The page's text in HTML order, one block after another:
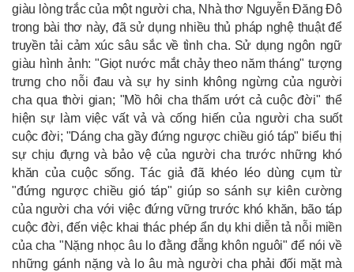
giàu lòng trắc của một người cha, Nhà thơ Nguyễn Đăng Đô
trong bài thơ này, đã sử dụng nhiều thủ pháp nghệ thuật để
truyền tải cảm xúc sâu sắc về tình cha. Sử dụng ngôn ngữ
giàu hình ảnh: "Giọt nước mắt chảy theo năm tháng" tượng
trưng cho nỗi đau và sự hy sinh không ngừng của người
cha qua thời gian; "Mồ hôi cha thấm ướt cả cuộc đời" thể
hiện sự làm việc vất vả và cống hiến của người cha suốt
cuộc đời; "Dáng cha gầy đứng ngược chiều gió táp" biểu thị
sự chịu đựng và bảo vệ của người cha trước những khó
khăn của cuộc sống. Tác giả đã khéo léo dùng cụm từ
"đứng ngược chiều gió táp" giúp so sánh sự kiên cường
của người cha với việc đứng vững trước khó khăn, bão táp
cuộc đời, đến việc khai thác phép ẩn dụ khi diễn tả nỗi miền
của cha "Nặng nhọc âu lo đằng đẵng khôn nguôi" để nói về
những gánh nặng và lo âu mà người cha phải đối mặt mà